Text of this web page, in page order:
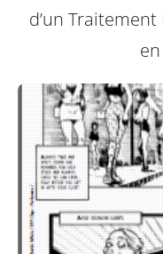
d’un